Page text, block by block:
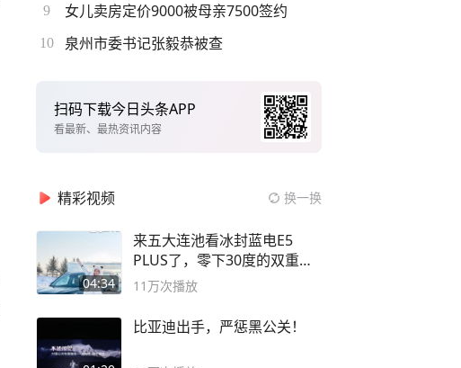
9 女儿卖房定价9000被母亲7500签约
10 泉州市委书记张毅恭被查
扫码下载今日头条APP
看最新、最热资讯内容
精彩视频 换一换
04:34
来五大连池看冰封蓝电E5
PLUS了，零下30度的双重冰
封40小时全录
11万次播放
比亚迪出手，严惩黑公关！